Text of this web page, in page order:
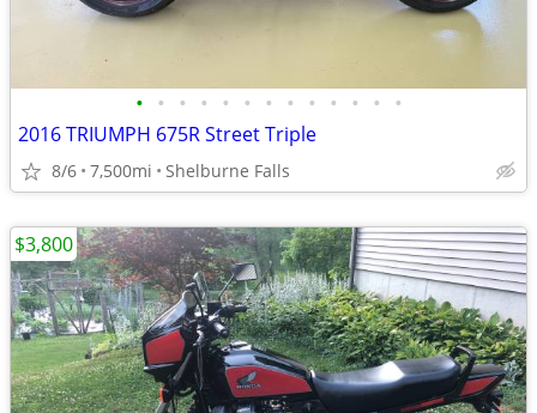
• • • • • • • • • • • • •
2016 TRIUMPH 675R Street Triple
8/6 7,500mi Shelburne Falls
$3,800